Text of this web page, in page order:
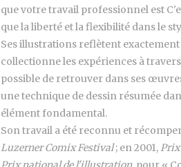
que votre travail professionnel est
que la liberté et la flexibilité dans le
Ses illustrations reflètent
collectionne les expériences à
possible de retrouver dans ses
une technique de dessin résumée
élément fondamental.
Son travail a été reconnu et
Luzerner Comix Festival; en 2001,Prix